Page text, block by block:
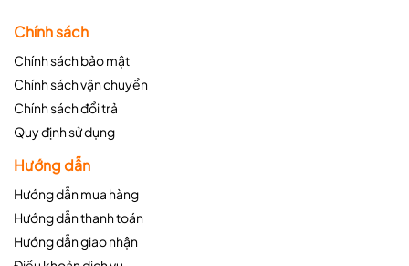
Chính sách
Chính sách bảo mật
Chính sách vận chuyển
Chính sách đổi trả
Quy định sử dụng
Hướng dẫn
Hướng dẫn mua hàng
Hướng dẫn thanh toán
Hướng dẫn giao nhận